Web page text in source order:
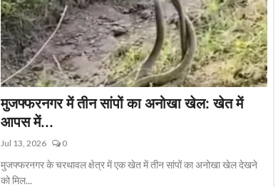
मुजफ्फरनगर में तीन सांपों का अनोखा खेल: खेत में
आपस में...
Jul 13, 2026 0
मुजफ्फरनगर के चरथावल क्षेत्र में एक खेत में तीन सांपों का अनोखा खेल देखने
को मिल...